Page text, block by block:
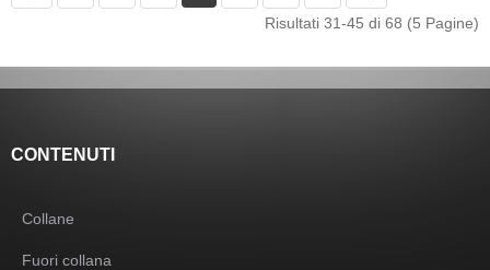
Risultati 31-45 di 68 (5 Pagine)
CONTENUTI
Collane
Fuori collana